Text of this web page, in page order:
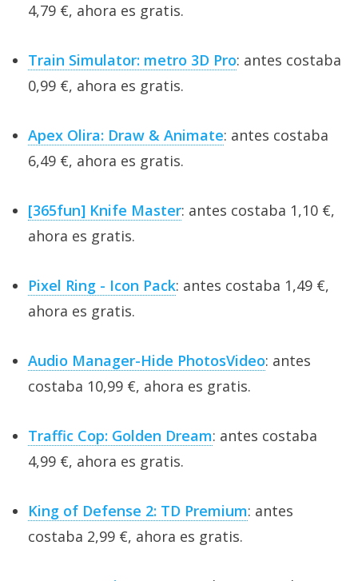
4,79 €, ahora es gratis.
Train Simulator: metro 3D Pro: antes costaba
0,99 €, ahora es gratis.
Apex Olira: Draw & Animate: antes costaba
6,49 €, ahora es gratis.
[365fun] Knife Master: antes costaba 1,10 €,
ahora es gratis.
Pixel Ring - Icon Pack: antes costaba 1,49 €,
ahora es gratis.
Audio Manager-Hide PhotosVideo: antes
costaba 10,99 €, ahora es gratis.
Traffic Cop: Golden Dream: antes costaba
4,99 €, ahora es gratis.
King of Defense 2: TD Premium: antes
costaba 2,99 €, ahora es gratis.